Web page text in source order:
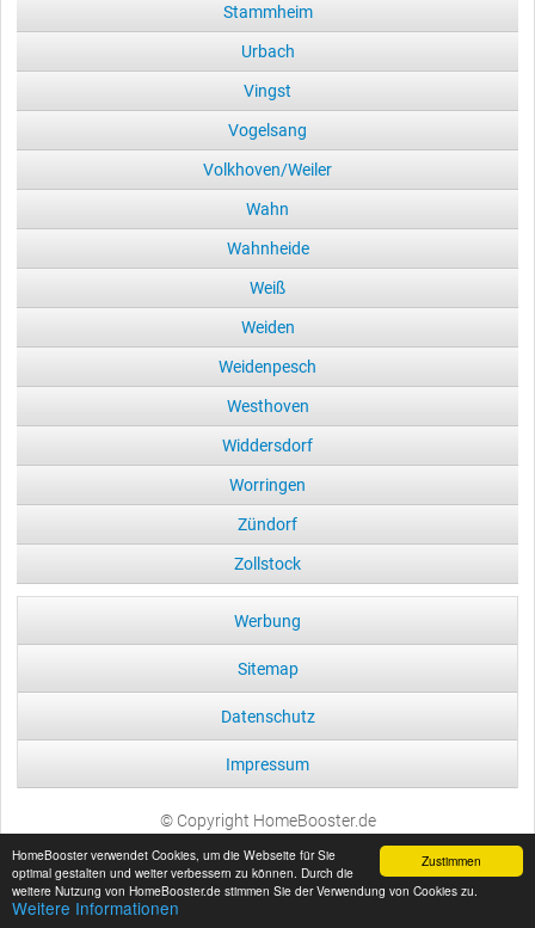
Zustimmen
HomeBooster verwendet Cookies, um die Webseite für Sie
optimal gestalten und weiter verbessern zu können. Durch die
weitere Nutzung von HomeBooster.de stimmen Sie der Verwendung von Cookies zu.
Weitere Informationen
Stammheim
Urbach
Vingst
Vogelsang
Volkhoven/Weiler
Wahn
Wahnheide
Weiß
Weiden
Weidenpesch
Westhoven
Widdersdorf
Worringen
Zündorf
Zollstock
Werbung
Sitemap
Datenschutz
Impressum
© Copyright HomeBooster.de